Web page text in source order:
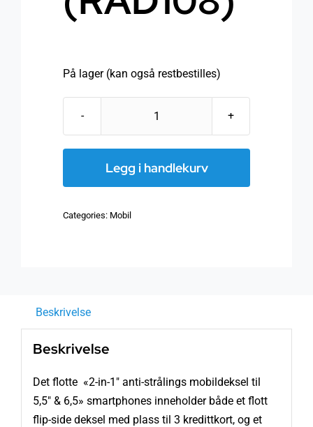
På lager (kan også restbestilles)
RadiCover
Universal
antall
Legg i handlekurv
Categories: Mobil
Beskrivelse
Beskrivelse
Det flotte «2-in-1″ anti-strålings mobildeksel til
5,5″ & 6,5» smartphones inneholder både et flott
flip-side deksel med plass til 3 kredittkort, og et